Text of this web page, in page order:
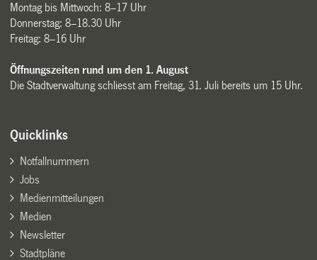
Montag bis Mittwoch: 8–17 Uhr
Donnerstag: 8–18.30 Uhr
Freitag: 8–16 Uhr
Öffnungszeiten rund um den 1. August
Die Stadtverwaltung schliesst am Freitag, 31. Juli bereits um 15 Uhr.
Quicklinks
Notfallnummern
Jobs
Medienmitteilungen
Medien
Newsletter
Stadtpläne